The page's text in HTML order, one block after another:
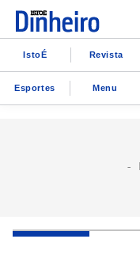
IstoÉ Revista
Esportes Menu